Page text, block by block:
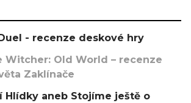
- recenze deskové hry
Witcher: Old World – recenze
Zaklínače
Hlídky aneb Stojíme ještě o